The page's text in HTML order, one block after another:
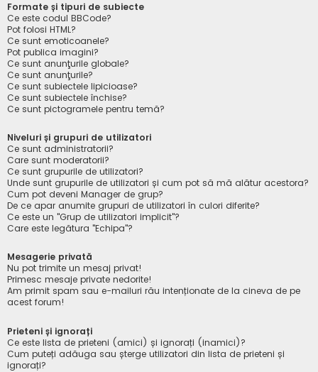
Formate și tipuri de subiecte
Ce este codul BBCode?
Pot folosi HTML?
Ce sunt emoticoanele?
Pot publica imagini?
Ce sunt anunţurile globale?
Ce sunt anunţurile?
Ce sunt subiectele lipicioase?
Ce sunt subiectele închise?
Ce sunt pictogramele pentru temă?
Niveluri și grupuri de utilizatori
Ce sunt administratorii?
Care sunt moderatorii?
Ce sunt grupurile de utilizatori?
Unde sunt grupurile de utilizatori și cum pot să mă alătur acestora?
Cum pot deveni Manager de grup?
De ce apar anumite grupuri de utilizatori în culori diferite?
Ce este un "Grup de utilizatori implicit"?
Care este legătura "Echipa"?
Mesagerie privată
Nu pot trimite un mesaj privat!
Primesc mesaje private nedorite!
Am primit spam sau e-mailuri rău intenționate de la cineva de pe
acest forum!
Prieteni și ignorați
Ce este lista de prieteni (amici) și ignorați (inamici)?
Cum puteți adăuga sau șterge utilizatori din lista de prieteni și
ignorați?